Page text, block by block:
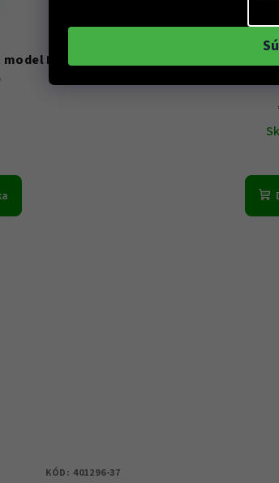
PADDOCK
KÓD:145G849
KÓD: 401296-37